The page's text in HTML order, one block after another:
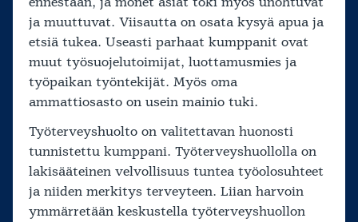
ja muuttuvat. Viisautta on osata kysyä apua ja
etsiä tukea. Useasti parhaat kumppanit ovat
muut työsuojelutoimijat, luottamusmies ja
työpaikan työntekijät. Myös oma
ammattiosasto on usein mainio tuki.
Työterveyshuolto on valitettavan huonosti
tunnistettu kumppani. Työterveyshuollolla on
lakisääteinen velvollisuus tuntea työolosuhteet
ja niiden merkitys terveyteen. Liian harvoin
ymmärretään keskustella työterveyshuollon